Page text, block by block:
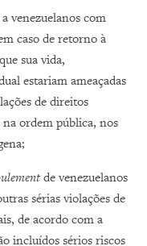
venezuelanos com
caso de retorno à
sua vida,
estariam ameaçadas
de direitos
na ordem pública, nos
de venezuelanos
sérias violações de
de acordo com a
incluídos sérios riscos